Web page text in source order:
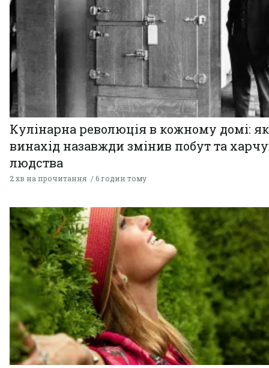
Кулінарна революція в кожному домі:
винахід назавжди змінив побут та
людства
2 хв на прочитання 6 годин тому